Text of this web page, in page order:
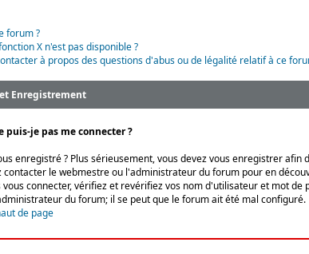
forum ?
X n'est pas disponible ?
à propos des questions d'abus ou de légalité relatif à ce
Enregistrement
puis-je pas me connecter ?
enregistré ? Plus sérieusement, vous devez vous enregistrer
contacter le webmestre ou l'administrateur du forum pour en
connecter, vérifiez et revérifiez vos nom d'utilisateur et mot
du forum; il se peut que le forum ait été mal configuré.
de page